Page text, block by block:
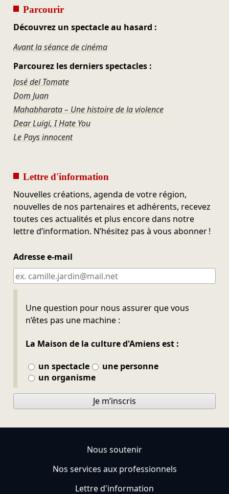
Parcourir
Découvrez un spectacle au hasard :
Avant la séance de cinéma
Parcourez les derniers spectacles :
José del Tomate
Dom Juan
Mahabharata – Une histoire de la violence
Dear Luigi, I Hate You
Le Pays innocent
Lettre d'information
Nouvelles créations, agenda de votre région,
nouvelles de nos partenaires et adhérents, recevez
toutes ces actualités et plus encore dans notre
lettre d’information. N’hésitez pas à vous abonner !
Adresse e-mail
Une question pour nous assurer que vous
n’êtes pas une machine :
La Maison de la culture d'Amiens est :
un spectacle
une personne
un organisme
Ne pas remplir
Je m’inscris
Nous soutenir
Nos services aux professionnels
Lettre d'information